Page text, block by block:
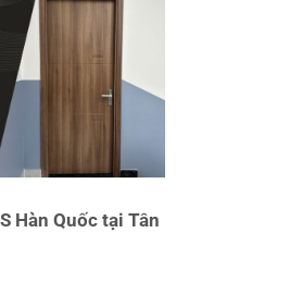
Hàn Quốc tại Tân